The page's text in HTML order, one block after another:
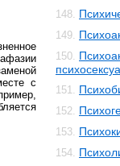
с
148.
149.
150.
151.
152.
153.
154.